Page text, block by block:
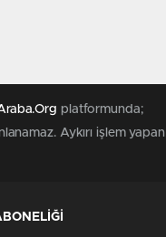
platformunda;
Aykırı işlem yapan